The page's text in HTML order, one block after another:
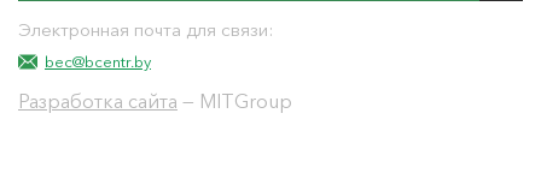
Электронная почта для связи:
bec@bcentr.by
Разработка сайта — MITGroup